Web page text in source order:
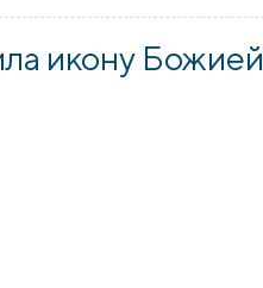
икону Божией